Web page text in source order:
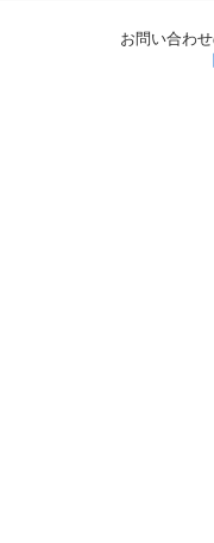
お問い合わ